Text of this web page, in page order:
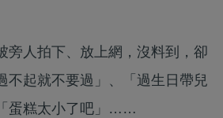
旁人拍下、放上網，沒料到，卻
不起就不要過」、「過生日帶兒
蛋糕太小了吧」……